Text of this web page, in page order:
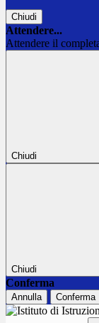
Chiudi
Attendere...
Attendere il
Chiudi
Chiudi
Conferma
Annulla Conferma